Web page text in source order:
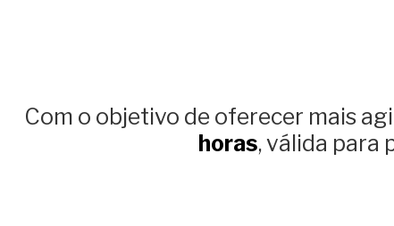
Com o objetivo de oferecer mais
horas, válida para